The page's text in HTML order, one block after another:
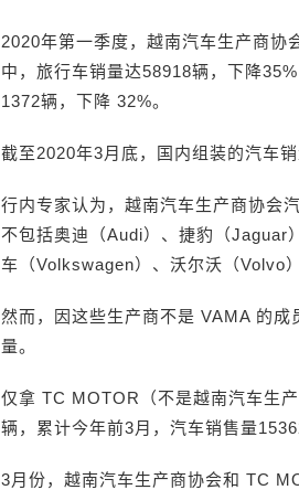
2020年第一季度，越南汽车生产商协
中，旅行车销量达58918辆，下降
1372辆，下降 32%。
截至2020年3月底，国内组装的汽车
行内专家认为，越南汽车生产商协会
不包括奥迪（Audi）、捷豹（Jaguar
车（Volkswagen）、沃尔沃（Volvo
然而，因这些生产商不是 VAMA 的
量。
仅拿 TC MOTOR（不是越南汽车生
辆，累计今年前3月，汽车销售量
3月份，越南汽车生产商协会和 TC